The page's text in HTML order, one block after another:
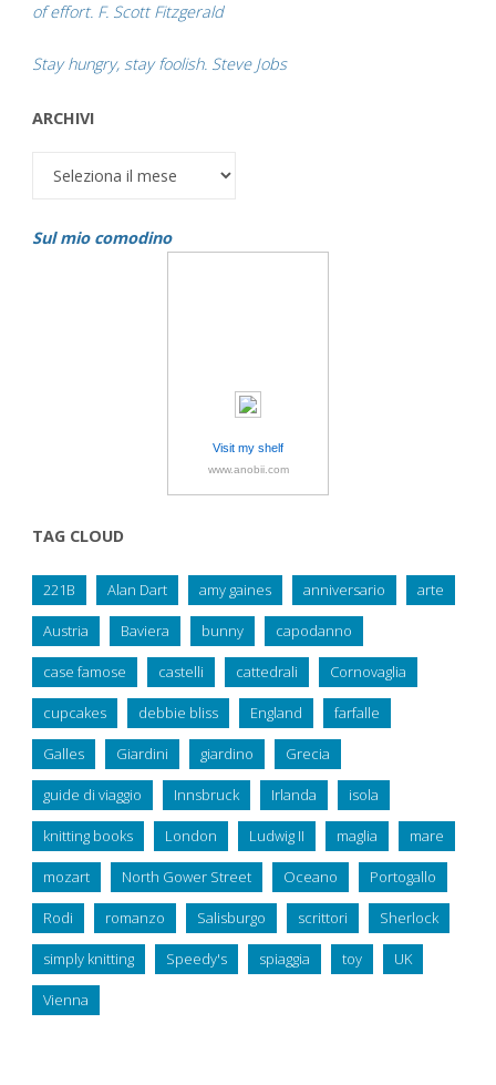
of effort. F. Scott Fitzgerald
Stay hungry, stay foolish. Steve Jobs
ARCHIVI
Sul mio comodino
Visit my shelf
www.anobii.com
TAG CLOUD
221B Alan Dart amy gaines anniversario arte
Austria Baviera bunny capodanno
case famose castelli cattedrali Cornovaglia
cupcakes debbie bliss England farfalle
Galles Giardini giardino Grecia
guide di viaggio Innsbruck Irlanda isola
knitting books London Ludwig II maglia mare
mozart North Gower Street Oceano Portogallo
Rodi romanzo Salisburgo scrittori Sherlock
simply knitting Speedy's spiaggia toy UK
Vienna